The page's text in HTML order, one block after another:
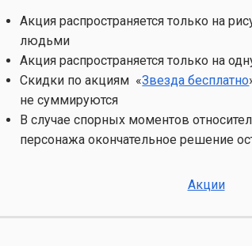
Акция распространяется только на
людьми
Акция распространяется только на
Скидки по акциям «Звезда бесплатно
не суммируются
В случае спорных моментов
персонажа окончательное решение
Акции